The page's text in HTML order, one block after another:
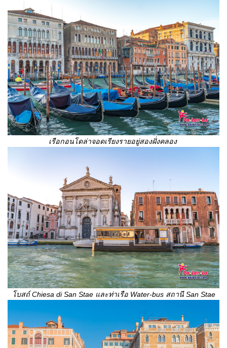
เรือกอนโดล่าจอดเรียงรายอยู่สองฝั่งคลอง
โบสถ์Chiesa di San Stae และท่าเรือ Water-bus สถานี San Stae